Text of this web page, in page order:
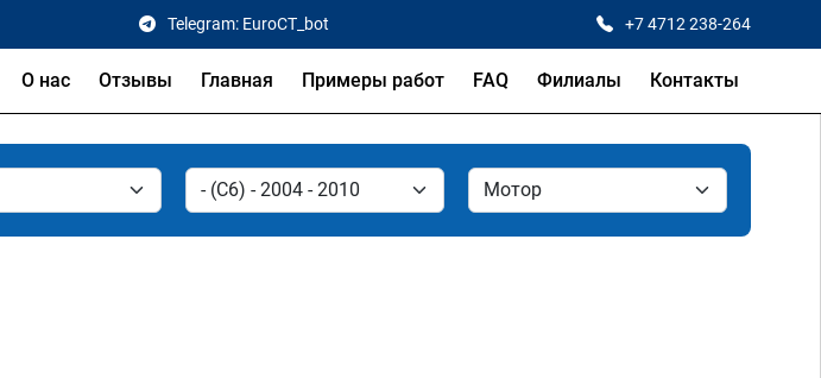
Telegram: EuroCT_bot +7 4712 238-264
О нас Отзывы Главная Примеры работ FAQ Филиалы Контакты